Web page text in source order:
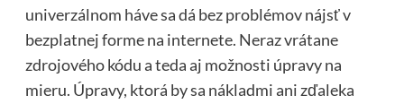
univerzálnom háve sa dá bez problémov nájsť v
bezplatnej forme na internete. Neraz vrátane
zdrojového kódu a teda aj možnosti úpravy na
mieru. Úpravy, ktorá by sa nákladmi ani zďaleka